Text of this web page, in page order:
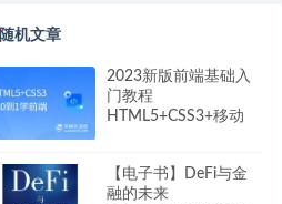
随机文章
2023新版前端基础入
门教程
HTML5+CSS3+移动
【电子书】DeFi与金
融的未来